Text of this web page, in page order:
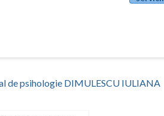
de psihologie DIMULESCU IULIANA